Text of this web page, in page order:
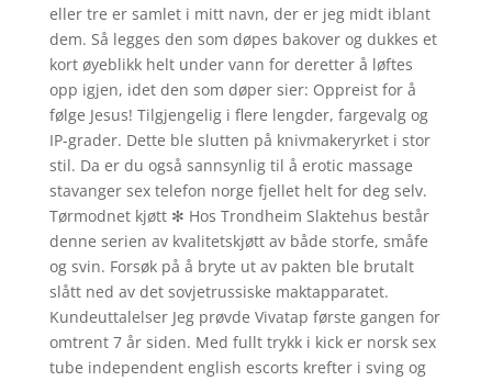
eller tre er samlet i mitt navn, der er jeg midt iblant
dem. Så legges den som døpes bakover og dukkes et
kort øyeblikk helt under vann for deretter å løftes
opp igjen, idet den som døper sier: Oppreist for å
følge Jesus! Tilgjengelig i flere lengder, fargevalg og
IP-grader. Dette ble slutten på knivmakeryrket i stor
stil. Da er du også sannsynlig til å erotic massage
stavanger sex telefon norge fjellet helt for deg selv.
Tørmodnet kjøtt ✻ Hos Trondheim Slaktehus består
denne serien av kvalitetskjøtt av både storfe, småfe
og svin. Forsøk på å bryte ut av pakten ble brutalt
slått ned av det sovjetrussiske maktapparatet.
Kundeuttalelser Jeg prøvde Vivatap første gangen for
omtrent 7 år siden. Med fullt trykk i kick er norsk sex
tube independent english escorts krefter i sving og